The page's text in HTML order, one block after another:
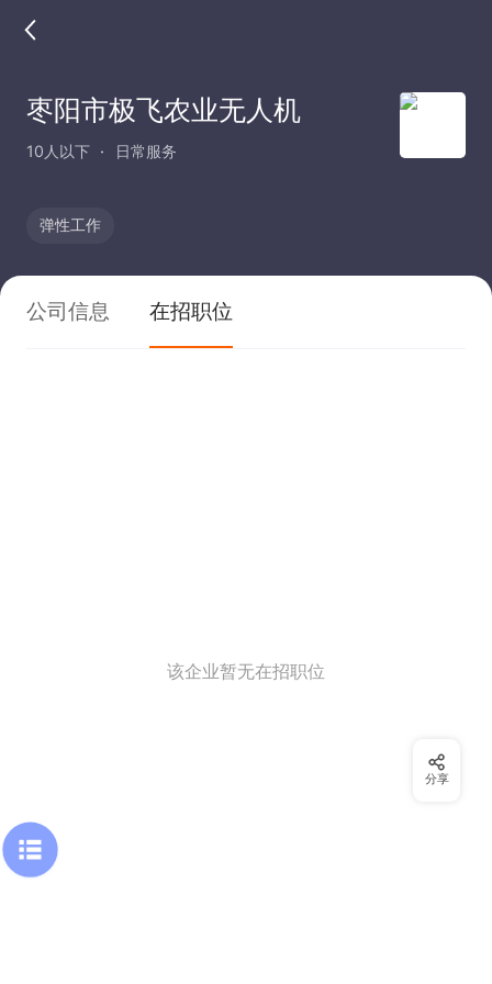
枣阳市极飞农业无人机
10人以下 日常服务
弹性工作
公司信息 在招职位
该企业暂无在招职位
分享